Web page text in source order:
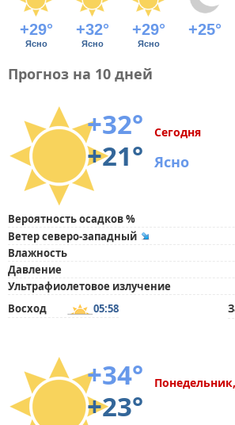
+29° +32° +29° +25°
Ясно Ясно Ясно
Прогноз на 10 дней
+32°
+21°
Сегодня
Ясно
Вероятность осадков %
Ветер северо-западный
Влажность
Давление
Ультрафиолетовое излучение
Восход
05:58
+34°
+23°